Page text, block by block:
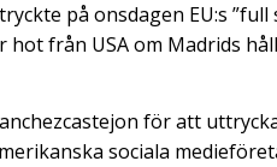
på onsdagen EU:s ”full
från USA om Madrids
för att
sociala